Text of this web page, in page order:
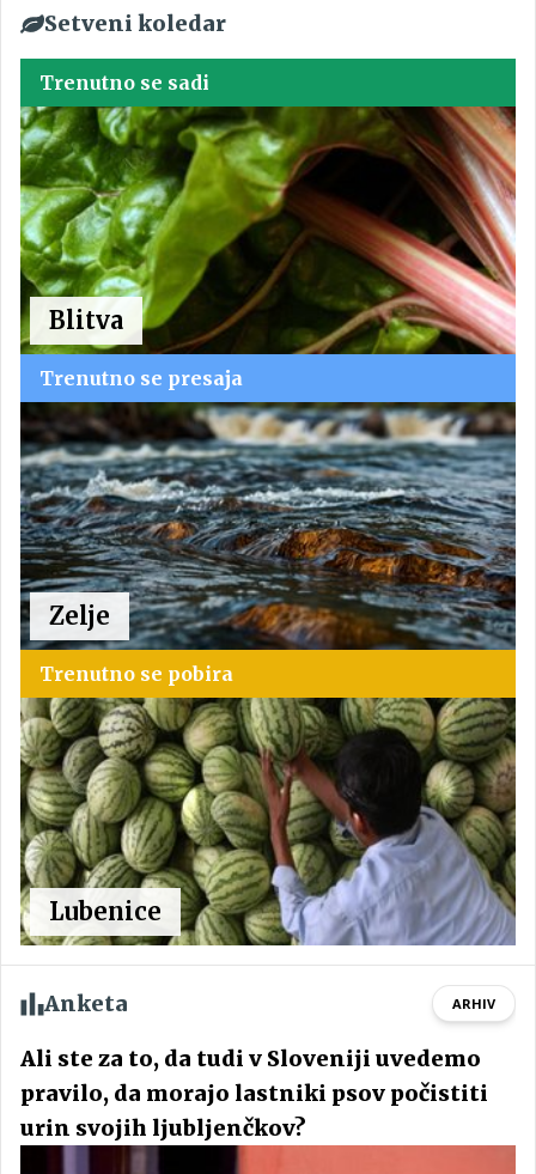
Setveni koledar
Trenutno se sadi
Blitva
Trenutno se presaja
Zelje
Trenutno se pobira
Lubenice
Anketa ARHIV
Ali ste za to, da tudi v Sloveniji uvedemo
pravilo, da morajo lastniki psov počistiti
urin svojih ljubljenčkov?